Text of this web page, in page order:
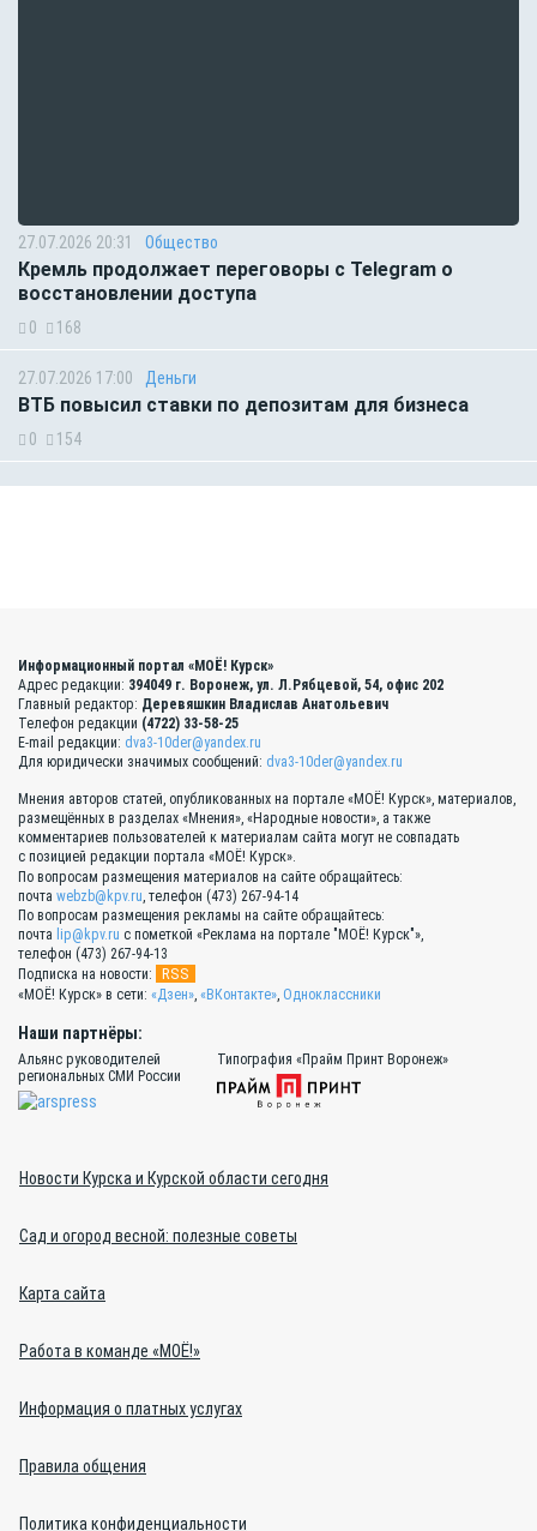
27.07.2026 20:31 Общество
Кремль продолжает переговоры с Telegram о
восстановлении доступа
0 168
27.07.2026 17:00 Деньги
ВТБ повысил ставки по депозитам для бизнеса
0 154
Информационный портал «МОЁ! Курск»
Адрес редакции: 394049 г. Воронеж, ул. Л.Рябцевой, 54, офис 202
Главный редактор: Деревяшкин Владислав Анатольевич
Телефон редакции (4722) 33-58-25
E-mail редакции: dva3-10der@yandex.ru
Для юридически значимых сообщений: dva3-10der@yandex.ru
Мнения авторов статей, опубликованных на портале «МОЁ! Курск», материалов,
размещённых в разделах «Мнения», «Народные новости», а также
комментариев пользователей к материалам сайта могут не совпадать
с позицией редакции портала «МОЁ! Курск».
По вопросам размещения материалов на сайте обращайтесь:
почта webzb@kpv.ru, телефон (473) 267-94-14
По вопросам размещения рекламы на сайте обращайтесь:
почта lip@kpv.ru с пометкой «Реклама на портале "МОЁ! Курск"»,
телефон (473) 267-94-13
Подписка на новости:
RSS
«МОЁ! Курск» в сети: «Дзен», «ВКонтакте», Одноклассники
Наши партнёры:
Альянс руководителей
региональных СМИ России
Типография «Прайм Принт Воронеж»
Новости Курска и Курской области сегодня
Сад и огород весной: полезные советы
Карта сайта
Работа в команде «МОЁ!»
Информация о платных услугах
Правила общения
Политика конфиденциальности